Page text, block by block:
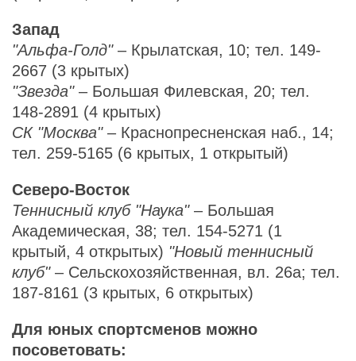
Запад
"Альфа-Голд"– Крылатская, 10; тел. 149-
2667 (3 крытых)
"Звезда"– Большая Филевская, 20; тел.
148-2891 (4 крытых)
СК "Москва"– Краснопресненская наб., 14;
тел. 259-5165 (6 крытых, 1 открытый)
Северо-Восток
Теннисный клуб "Наука"– Большая
Академическая, 38; тел. 154-5271 (1
крытый, 4 открытых) "Новый теннисный
клуб"– Сельскохозяйственная, вл. 26а; тел.
187-8161 (3 крытых, 6 открытых)
Для юных спортсменов можно
посоветовать: